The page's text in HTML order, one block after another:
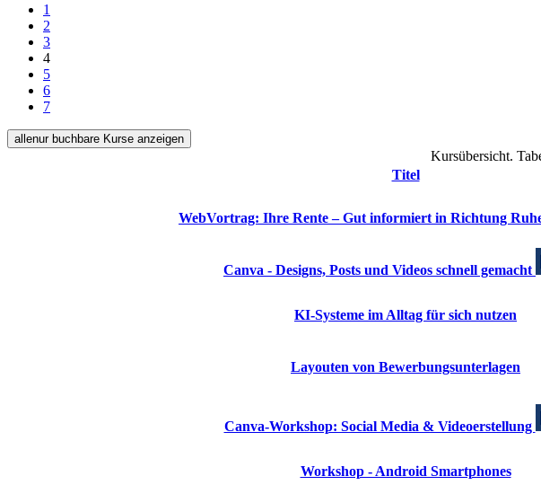
1
2
3
4
5
6
7
allenur buchbare Kurse anzeigen
Kursübersicht.
Titel
WebVortrag: Ihre Rente – Gut informiert in Richtung
Canva - Designs, Posts und Videos schnell gemacht
KI-Systeme im Alltag für sich nutzen
Layouten von Bewerbungsunterlagen
Canva-Workshop: Social Media & Videoerstellung
Workshop - Android Smartphones